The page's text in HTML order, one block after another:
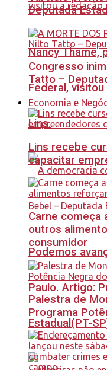
Nancy Thame,
Federal,
Lins.
Podemos
Paulo. Artigo:
Estadual(PT-
Deputada
Congresso
Tatto –
Economia e
Lins recebe
capacitar
Carne começa
outros
consumidor
Palestra de
Programa